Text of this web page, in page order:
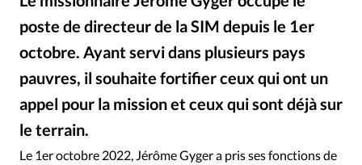
Toute l'actualité
Se connecter
Devise: CHF
RUBRIQUES
Toute l'actualité
Eglises
Histoire Laicité
Liberté religieuse
poste de directeur de la SIM depuis le 1er
octobre. Ayant servi dans plusieurs pays
pauvres, il souhaite fortifier ceux qui ont un
appel pour la mission et ceux qui sont déjà sur
le terrain.
Le 1er octobre 2022, Jérôme Gyger a pris ses fonctions de